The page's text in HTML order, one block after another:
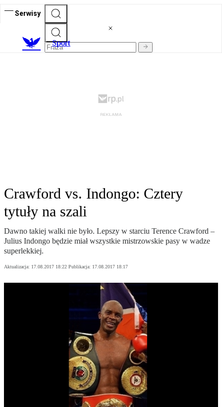
Serwisy
Sport
Crawford vs. Indongo: Cztery
tytuły na szali
Dawno takiej walki nie było. Lepszy w starciu Terence Crawford –
Julius Indongo będzie miał wszystkie mistrzowskie pasy w wadze
superlekkiej.
Aktualizacja: 17.08.2017 18:22 Publikacja: 17.08.2017 18:17